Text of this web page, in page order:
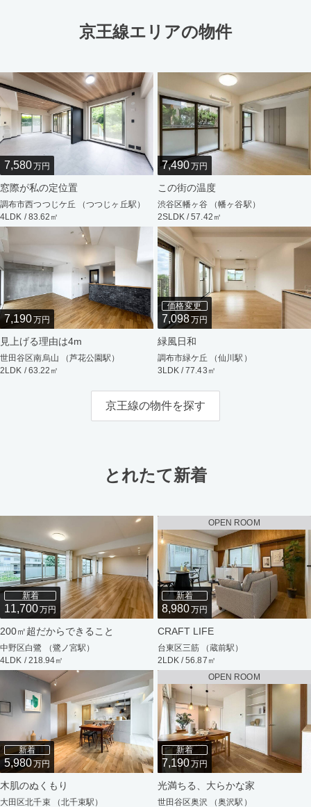
京王線エリアの物件
7,580万円
窓際が私の定位置
調布市西つつじケ丘 （つつじヶ丘駅）
4LDK / 83.62㎡
7,490万円
この街の温度
渋谷区幡ヶ谷 （幡ヶ谷駅）
2SLDK / 57.42㎡
7,190万円
見上げる理由は4m
世田谷区南烏山 （芦花公園駅）
2LDK / 63.22㎡
価格変更
7,098万円
緑風日和
調布市緑ケ丘 （仙川駅）
3LDK / 77.43㎡
京王線の物件を探す
とれたて新着
新着
11,700万円
200㎡超だからできること
中野区白鷺 （鷺ノ宮駅）
4LDK / 218.94㎡
OPEN ROOM
新着
8,980万円
CRAFT LIFE
台東区三筋 （蔵前駅）
2LDK / 56.87㎡
新着
5,980万円
木肌のぬくもり
大田区北千束 （北千束駅）
OPEN ROOM
新着
7,190万円
光満ちる、大らかな家
世田谷区奥沢 （奥沢駅）